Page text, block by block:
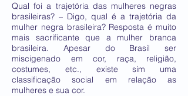
Qual foi a trajetória das mulheres negras
brasileiras? – Digo, qual é a trajetória da
mulher negra brasileira? Resposta é muito
mais sacrificante que a mulher branca
brasileira. Apesar do Brasil ser
miscigenado em cor, raça, religião,
costumes, etc., existe sim uma
classificação social em relação as
mulheres e sua cor.